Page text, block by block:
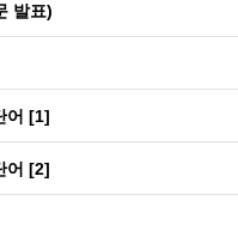
발표)
어 [1]
어 [2]